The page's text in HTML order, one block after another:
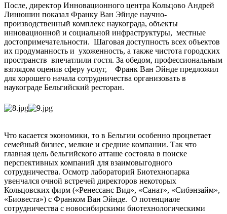
После, директор Инновационного центра Кольцово Андрей
Линюшин показал Франку Ван Эйнде научно-
производственный комплекс наукограда, объекты
инновационной и социальной инфраструктуры, местные
достопримечательности. Шаговая доступность всех объектов
их продуманность и ухоженность, а также чистота городских
пространств впечатлили гостя. За обедом, профессиональным
взглядом оценив сферу услуг, Франк Ван Эйнде предложил
для хорошего начала сотрудничества организовать в
наукограде Бельгийский ресторан.
Что касается экономики, то в Бельгии особенно процветает
семейный бизнес, мелкие и средние компании. Так что
главная цель бельгийского атташе состояла в поиске
перспективных компаний для взаимовыгодного
сотрудничества. Осмотр лабораторий Биотехнопарка
увенчался очной встречей директоров некоторых
Кольцовских фирм («Ренессанс Вид», «Санат», «Сибэнзайм»,
«Биовеста») с Франком Ван Эйнде. О потенциале
сотрудничества с новосибирскими биотехнологическими